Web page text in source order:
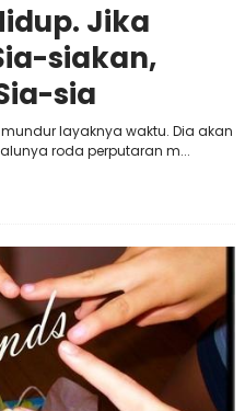
Jika
siakan,
sia
layaknya waktu. Dia akan
roda perputaran m...